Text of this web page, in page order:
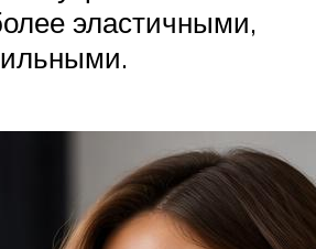
эластичными,